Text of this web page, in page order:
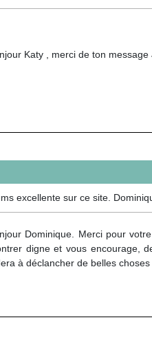
Katy , merci de ton
excellente sur ce site.
Dominique. Merci pour
digne et vous encourage,
à déclancher de belles